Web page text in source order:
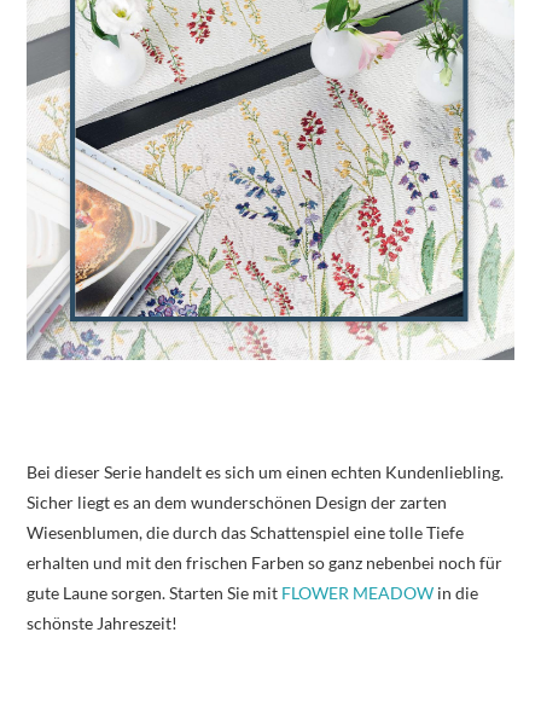
Bei dieser Serie handelt es sich um einen echten Kundenliebling.
Sicher liegt es an dem wunderschönen Design der zarten
Wiesenblumen, die durch das Schattenspiel eine tolle Tiefe
erhalten und mit den frischen Farben so ganz nebenbei noch für
gute Laune sorgen. Starten Sie mit FLOWER MEADOW in die
schönste Jahreszeit!